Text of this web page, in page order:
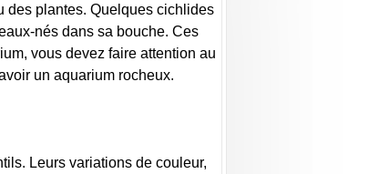
des plantes. Quelques cichlides
nés dans sa bouche. Ces
vous devez faire attention au
un aquarium rocheux.
Leurs variations de couleur,